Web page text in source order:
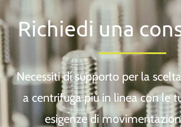
Richiedi una
Necessiti di supporto per la
a centrifuga più in linea con le
esigenze di